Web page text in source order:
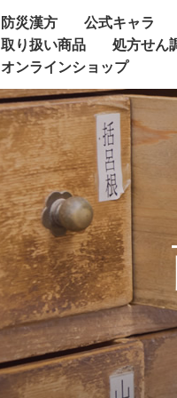
防災漢方 公式キャラ
取り扱い商品
処方せん
オンラインショップ